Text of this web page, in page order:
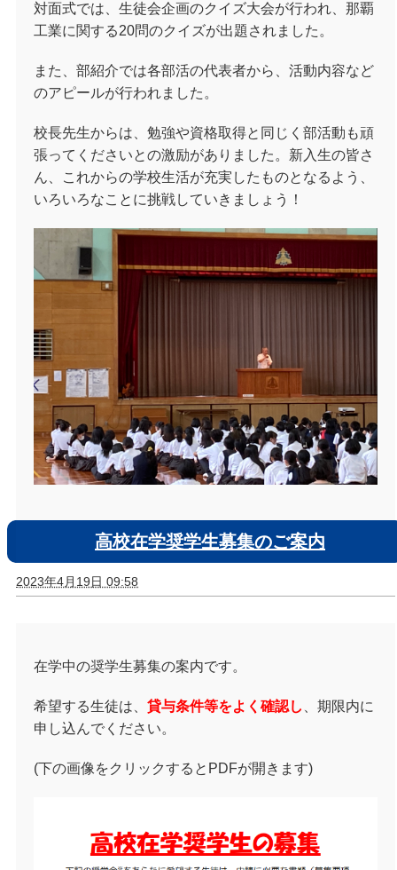
対面式では、生徒会企画のクイズ大会が行われ、那覇
工業に関する20問のクイズが出題されました。
また、部紹介では各部活の代表者から、活動内容など
のアピールが行われました。
校長先生からは、勉強や資格取得と同じく部活動も頑
張ってくださいとの激励がありました。新入生の皆さ
ん、これからの学校生活が充実したものとなるよう、
いろいろなことに挑戦していきましょう！
高校在学奨学生募集のご案内
2023年4月19日 09:58
在学中の奨学生募集の案内です。
希望する生徒は、 貸与条件等をよく確認し
、期限内に
申し込んでください。
(下の画像をクリックするとPDFが開きます)